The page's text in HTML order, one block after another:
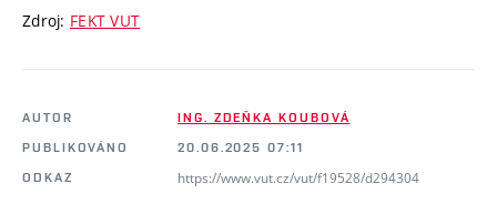
Zdroj: FEKT VUT
AUTOR
ING. ZDEŇKA KOUBOVÁ
PUBLIKOVÁNO
20.06.2025 07:11
ODKAZ
https://www.vut.cz/vut/f19528/d294304